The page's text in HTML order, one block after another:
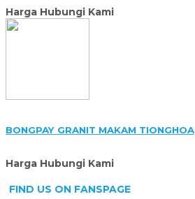
Harga Hubungi Kami
BONGPAY GRANIT MAKAM TIONGHOA
Harga Hubungi Kami
FIND US ON FANSPAGE